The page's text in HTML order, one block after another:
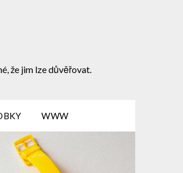
že jim lze důvěřovat.
WWW